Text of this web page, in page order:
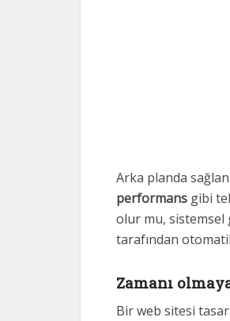
Arka planda
performans gibi
olur mu, sistemsel
tarafından
Zamanı
Bir web sitesi